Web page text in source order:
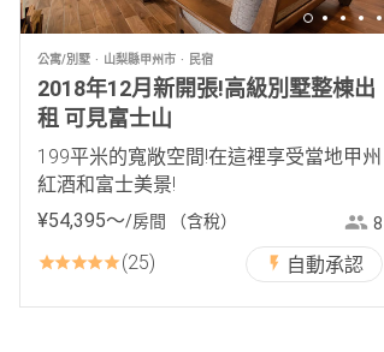
公寓/別墅 山梨縣甲州市 民宿
2018年12月新開張!高級別墅整棟出
租 可見富士山
199平米的寬敞空間!在這裡享受當地甲州
紅酒和富士美景!
¥54,395〜/房間 （含稅） 8
25 自動承認